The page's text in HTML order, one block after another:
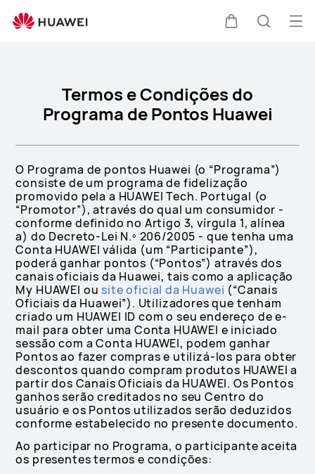
policy
Termos e Condições do
Programa de Pontos Huawei
O Programa de pontos Huawei (o “Programa”)
consiste de um programa de fidelização
promovido pela a HUAWEI Tech. Portugal (o
“Promotor”), através do qual um consumidor -
conforme definido no Artigo 3, vírgula 1, alínea
a) do Decreto-Lei N.º 206/2005 - que tenha uma
Conta HUAWEI válida (um “Participante”),
poderá ganhar pontos (“Pontos”) através dos
canais oficiais da Huawei, tais como a aplicação
My HUAWEI ousite oficial da Huawei (“Canais
Oficiais da Huawei”). Utilizadores que tenham
criado um HUAWEI ID com o seu endereço de e-
mail para obter uma Conta HUAWEI e iniciado
sessão com a Conta HUAWEI, podem ganhar
Pontos ao fazer compras e utilizá-los para obter
descontos quando compram produtos HUAWEI a
partir dos Canais Oficiais da HUAWEI. Os Pontos
ganhos serão creditados no seu Centro do
usuário e os Pontos utilizados serão deduzidos
conforme estabelecido no presente documento.
Ao participar no Programa, o participante aceita
os presentes termos e condições: